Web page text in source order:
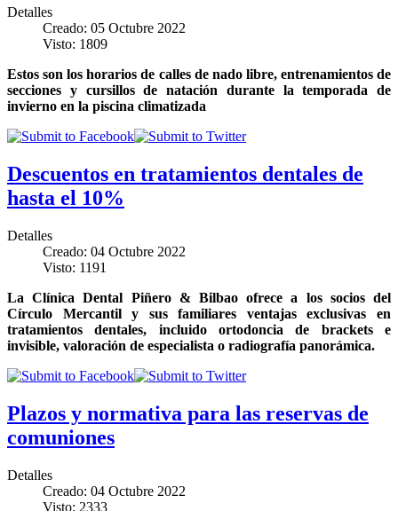
Detalles
Creado: 05 Octubre 2022
Visto: 1809
Estos son los horarios de calles de nado libre, entrenamientos de
secciones y cursillos de natación durante la temporada de
invierno en la piscina climatizada
Descuentos en tratamientos dentales de
hasta el 10%
Detalles
Creado: 04 Octubre 2022
Visto: 1191
La Clínica Dental Piñero & Bilbao ofrece a los socios del
Círculo Mercantil y sus familiares ventajas exclusivas en
tratamientos dentales, incluido ortodoncia de brackets e
invisible, valoración de especialista o radiografía panorámica.
Plazos y normativa para las reservas de
comuniones
Detalles
Creado: 04 Octubre 2022
Visto: 2333